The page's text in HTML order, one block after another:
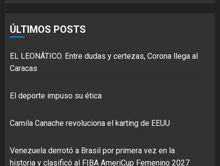
ÚLTIMOS POSTS
EL LEONÁTICO. Entre dudas y certezas, Corona llega al
Caracas
El deporte impuso su ética
Camila Canache revoluciona el karting de EEUU
Venezuela derrotó a Brasil por primera vez en la
historia y clasificó al FIBA AmeriCup Femenino 2027